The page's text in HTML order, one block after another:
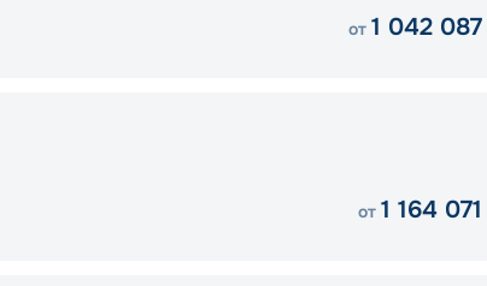
от 1 042 087
от 1 164 071